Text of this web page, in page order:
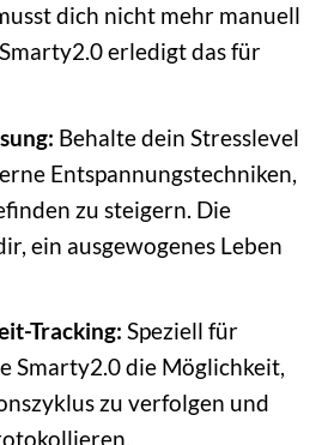
dich nicht mehr manuell
erledigt das für
Behalte dein Stresslevel
Entspannungstechniken,
zu steigern. Die
ein ausgewogenes Leben
Tracking: Speziell für
Smarty2.0 die Möglichkeit,
zu verfolgen und